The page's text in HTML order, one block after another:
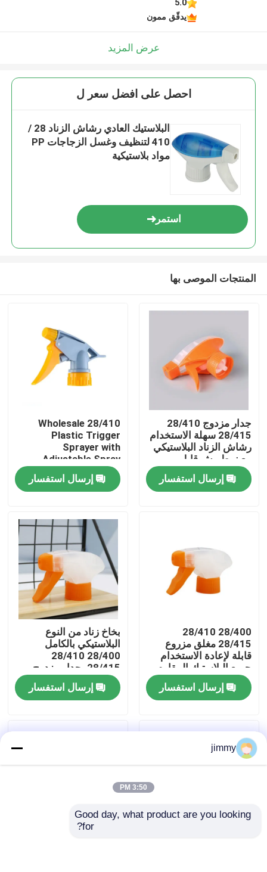
منتجات
معلومات عنا
جولة في المعمل
اتصل بنا
5.0
يدقّق ممون
عرض المزيد
احصل على افضل سعر ل
البلاستيك العادي رشاش الزناد 28 /
410 لتنظيف وغسل الزجاجات PP
مواد بلاستيكية
استمر
المنتجات الموصى بها
جدار مزدوج 28/410
28/415 سهلة الاستخدام
رشاش الزناد البلاستيكي
مع نمط رش قابل
للتعديل ومقاومة
الكيماوياتإرسال استفسار
Wholesale 28/410
Plastic Trigger
Sprayer with
Adjustable Spray
Mode and Leak-proof
Design for Cleaning
(مغلق بلاستيكي مع
وتصميم مضاد للكثافة)
إرسال استفسار
28/400 28/410
28/415 مغلق مزروع
قابلة لإعادة الاستخدام
جميع البلاستيك المقاوم
للكيماويات رش المكابح
إرسال استفسار
بخاخ زناد من النوع
البلاستيكي بالكامل
28/400 28/410
28/415 بجدار مزدوج
إرسال استفسار
jimmy
3:50 PM
Good day, what product are you looking
for?